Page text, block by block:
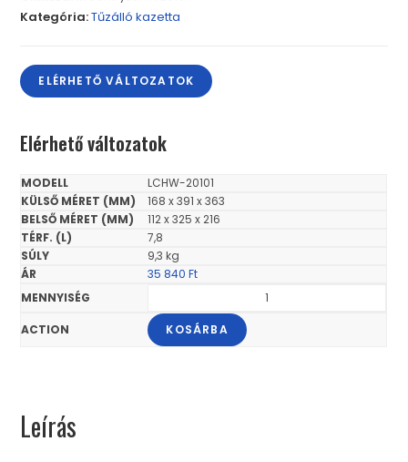
Kategória:Tűzálló kazetta
ELÉRHETŐ VÁLTOZATOK
Elérhető változatok
LCHW-20101
168 x 391 x 363
112 x 325 x 216
7,8
9,3 kg
35 840Ft
KOSÁRBA
Leírás